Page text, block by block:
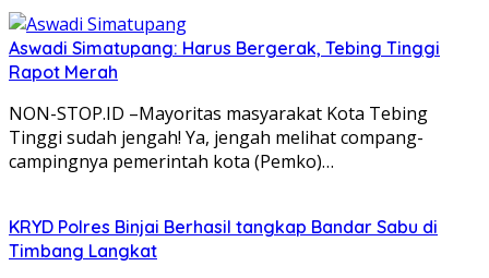
Aswadi Simatupang: Harus Bergerak, Tebing Tinggi
Rapot Merah
NON-STOP.ID –Mayoritas masyarakat Kota Tebing
Tinggi sudah jengah! Ya, jengah melihat compang-
campingnya pemerintah kota (Pemko)…
KRYD Polres Binjai Berhasil tangkap Bandar Sabu di
Timbang Langkat